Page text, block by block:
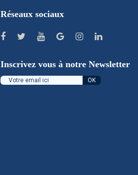
Réseaux sociaux
Inscrivez vous à notre Newsletter